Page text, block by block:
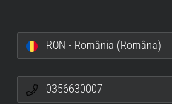
RON - România (Româna)
0356630007